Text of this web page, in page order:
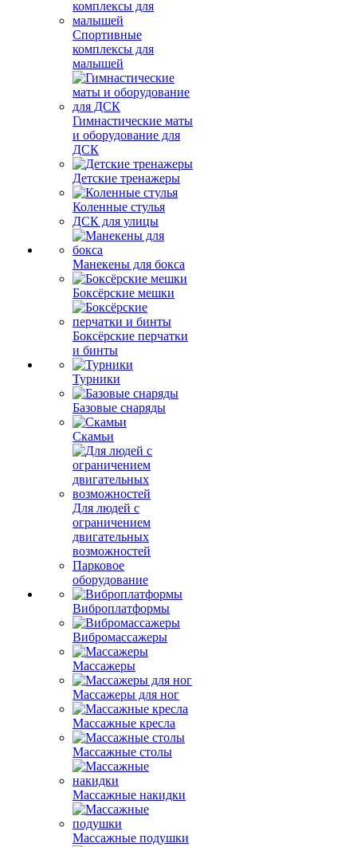
Спортивные
комплексы для
малышей
Гимнастические маты
и оборудование для
ДСК
Детские тренажеры
Коленные стулья
ДСК для улицы
Манекены для бокса
Боксёрские мешки
Боксёрские перчатки
и бинты
Турники
Базовые снаряды
Скамьи
Для людей с
ограничением
двигательных
возможностей
Парковое
оборудование
Виброплатформы
Вибромассажеры
Массажеры
Массажеры для ног
Массажные кресла
Массажные столы
Массажные накидки
Массажные подушки